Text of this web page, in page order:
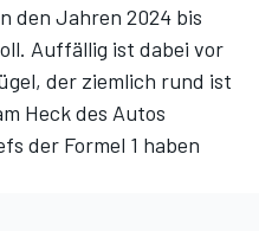
den Jahren 2024 bis
Auffällig ist dabei vor
der ziemlich rund ist
Heck des Autos
der Formel 1 haben